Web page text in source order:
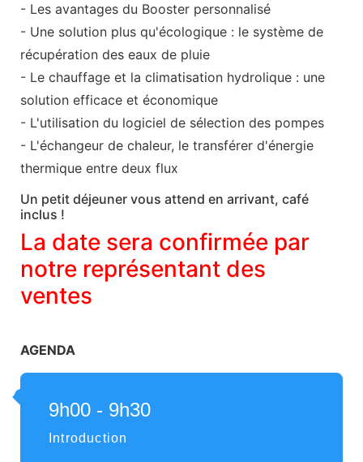
- Les avantages du Booster personnalisé
- Une solution plus qu'écologique : le système de
récupération des eaux de pluie
- Le chauffage et la climatisation hydrolique : une
solution efficace et économique
- L'utilisation du logiciel de sélection des pompes
- L'échangeur de chaleur, le transférer d'énergie
thermique entre deux flux
Un petit déjeuner vous attend en arrivant, café
inclus !
La date sera confirmée par
notre représentant des
ventes
AGENDA
9h00 - 9h30
Introduction